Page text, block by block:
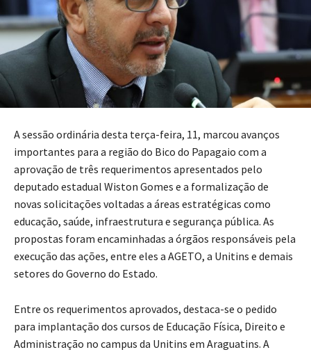
A sessão ordinária desta terça-feira, 11, marcou avanços
importantes para a região do Bico do Papagaio com a
aprovação de três requerimentos apresentados pelo
deputado estadual Wiston Gomes e a formalização de
novas solicitações voltadas a áreas estratégicas como
educação, saúde, infraestrutura e segurança pública. As
propostas foram encaminhadas a órgãos responsáveis pela
execução das ações, entre eles a AGETO, a Unitins e demais
setores do Governo do Estado.
Entre os requerimentos aprovados, destaca-se o pedido
para implantação dos cursos de Educação Física, Direito e
Administração no campus da Unitins em Araguatins. A